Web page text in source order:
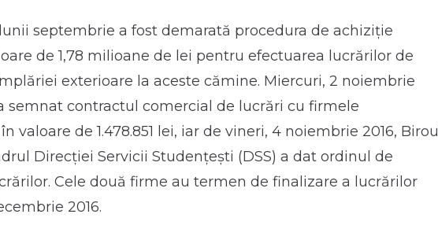
septembrie a fost demarată procedura de achiziție
de 1,78 milioane de lei pentru efectuarea lucrărilor de
exterioare la aceste cămine. Miercuri, 2 noiembrie
a semnat contractul comercial de lucrări cu firmele
valoare de 1.478.851 lei, iar de vineri, 4 noiembrie 2016, Biroul
Direcției Servicii Studențești (DSS) a dat ordinul de
Cele două firme au termen de finalizare a lucrărilor
2016.